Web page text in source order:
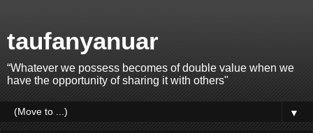
taufanyanuar
“Whatever we possess becomes of double value when we
have the opportunity of sharing it with others"
▼